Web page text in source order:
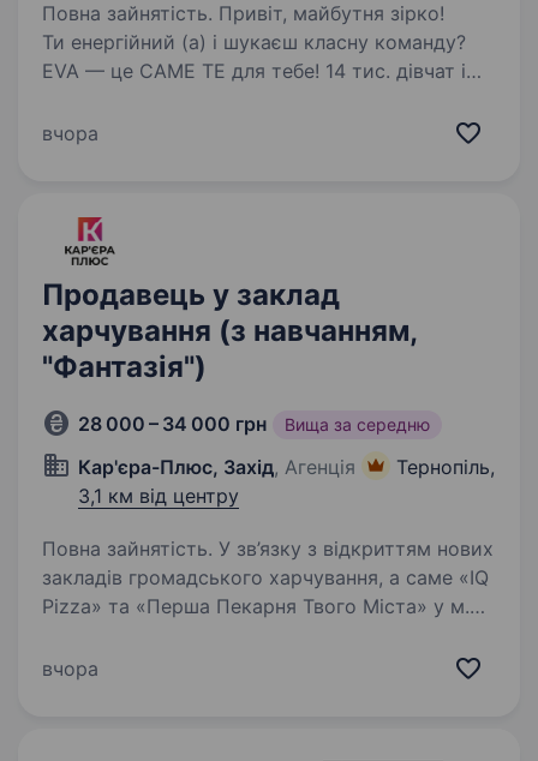
Повна зайнятість. Привіт, майбутня зірко!
Ти енергійний (а) і шукаєш класну команду?
EVA — це САМЕ ТЕ для тебе! 14 тис. дівчат і
Ми шукаємо продавця-касира, що готовий (а)
вчора
Продавець у заклад
харчування (з навчанням,
"Фантазія")
28 000 – 34 000 грн Вища за середню
Кар'єра-Плюс, Захід, Агенція
Тернопіль,
3,1 км від центру
Повна зайнятість. У зв’язку з відкриттям нових
закладів громадського харчування, а саме «IQ
Pizza» та «Перша Пекарня Твого Міста» у м.
Досвід не потрібен — усе покажемо, пояснимо
вчора